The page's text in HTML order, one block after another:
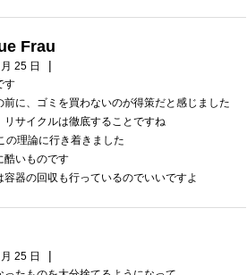
Frau
25 日 |
す
前に、ゴミを買わないのが得策だと感じました
リサイクルは徹底することですね
の理論に行き着きました
酷いものです
容器の回収も行っているのでいいですよ
25 日 |